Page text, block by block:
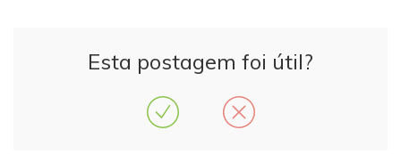
Esta postagem foi útil?